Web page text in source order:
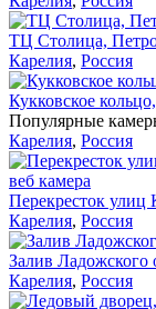
ТЦ Столица,
Карелия, Россия
Кукковское
Популярные
Карелия, Россия
Перекресток улиц
Карелия, Россия
Залив Ладожского
Карелия, Россия